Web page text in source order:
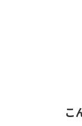
こ